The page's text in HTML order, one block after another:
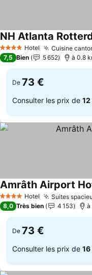
4 Étoiles Hotel Cuisine
NH Atlanta
7,5 Bien 5 652 à 0.8
De 73 €
Consulter les prix de
4 Étoiles Hotel Suites
Amrâth Airport
8,0 Très bien 4 153 à
De 73 €
Consulter les prix de